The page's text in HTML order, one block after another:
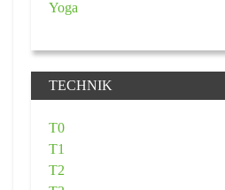
Yoga
TECHNIK
T0
T1
T2